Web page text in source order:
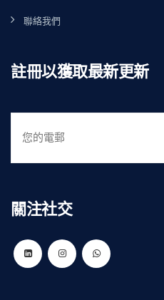
聯絡我們
註冊以獲取最新更新
關注社交